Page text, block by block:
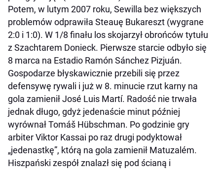
Potem, w lutym 2007 roku, Sewilla bez większych
problemów odprawiła Steauę Bukareszt (wygrane
2:0 i 1:0). W 1/8 finału los skojarzył obrońców tytułu
z Szachtarem Donieck. Pierwsze starcie odbyło się
8 marca na Estadio Ramón Sánchez Pizjuán.
Gospodarze błyskawicznie przebili się przez
defensywę rywali i już w 8. minucie rzut karny na
gola zamienił José Luis Martí. Radość nie trwała
jednak długo, gdyż jedenaście minut później
wyrównał Tomáš Hübschman. Po godzinie gry
arbiter Viktor Kassai po raz drugi podyktował
„jedenastkę”, którą na gola zamienił Matuzalém.
Hiszpański zespół znalazł się pod ścianą i